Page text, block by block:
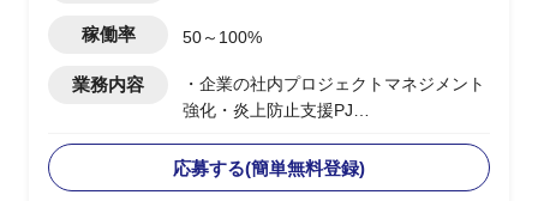
稼働率 50～100%
業務内容
・企業の社内プロジェクトマネジメント
強化・炎上防止支援PJ
た、PMBOK第6版（10の知識エリア）に
基づくプロジェクトマネジメント診断の
応募する(簡単無料登録)